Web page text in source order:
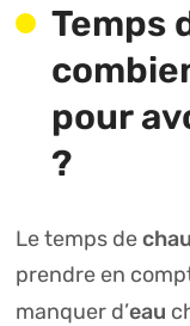
Temps
pour
?
Le temps de
prendre en
manquer d’eau